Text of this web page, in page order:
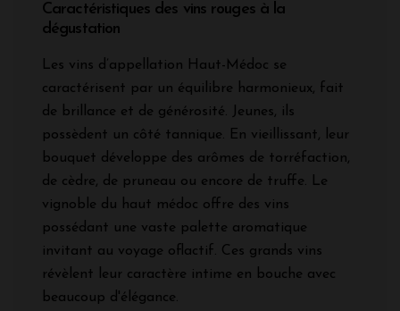
Caractéristiques des vins rouges à la
dégustation
Les vins d’appellation Haut-Médoc se
caractérisent par un équilibre harmonieux, fait
de brillance et de générosité. Jeunes, ils
possèdent un côté tannique. En vieillissant, leur
bouquet développe des arômes de torréfaction,
de cèdre, de pruneau ou encore de truffe. Le
vignoble du haut médoc offre des vins
possédant une vaste palette aromatique
invitant au voyage oflactif. Ces grands vins
révèlent leur caractère intime en bouche avec
beaucoup d'élégance.